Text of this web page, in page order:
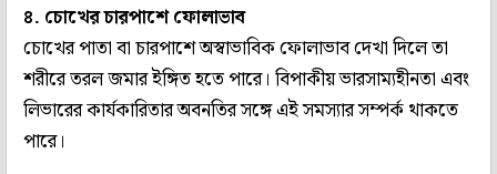
৪. চোখের চারপাশে ফোলাভাব
চোখের পাতা বা চারপাশে অস্বাভাবিক ফোলাভাব দেখা দিলে তা
শরীরে তরল জমার ইঙ্গিত হতে পারে। বিপাকীয় ভারসাম্যহীনতা এবং
লিভারের কার্যকারিতার অবনতির সঙ্গে এই সমস্যার সম্পর্ক থাকতে
পারে।